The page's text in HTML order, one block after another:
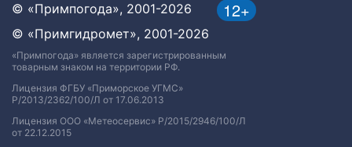
12+
© «Примпогода», 2001-2026
© «Примгидромет», 2001-2026
«Примпогода» является зарегистрированным
товарным знаком на территории РФ.
Лицензия ФГБУ «Приморское УГМС»
Р/2013/2362/100/Л от 17.06.2013
Лицензия ООО «Метеосервис» Р/2015/2946/100/Л
от 22.12.2015